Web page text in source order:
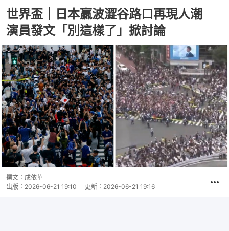
世界盃｜日本贏波澀谷路口再現人潮
演員發文「別這樣了」掀討論
撰文： 成依華
出版： 2026-06-21 19:10 更新： 2026-06-21 19:16